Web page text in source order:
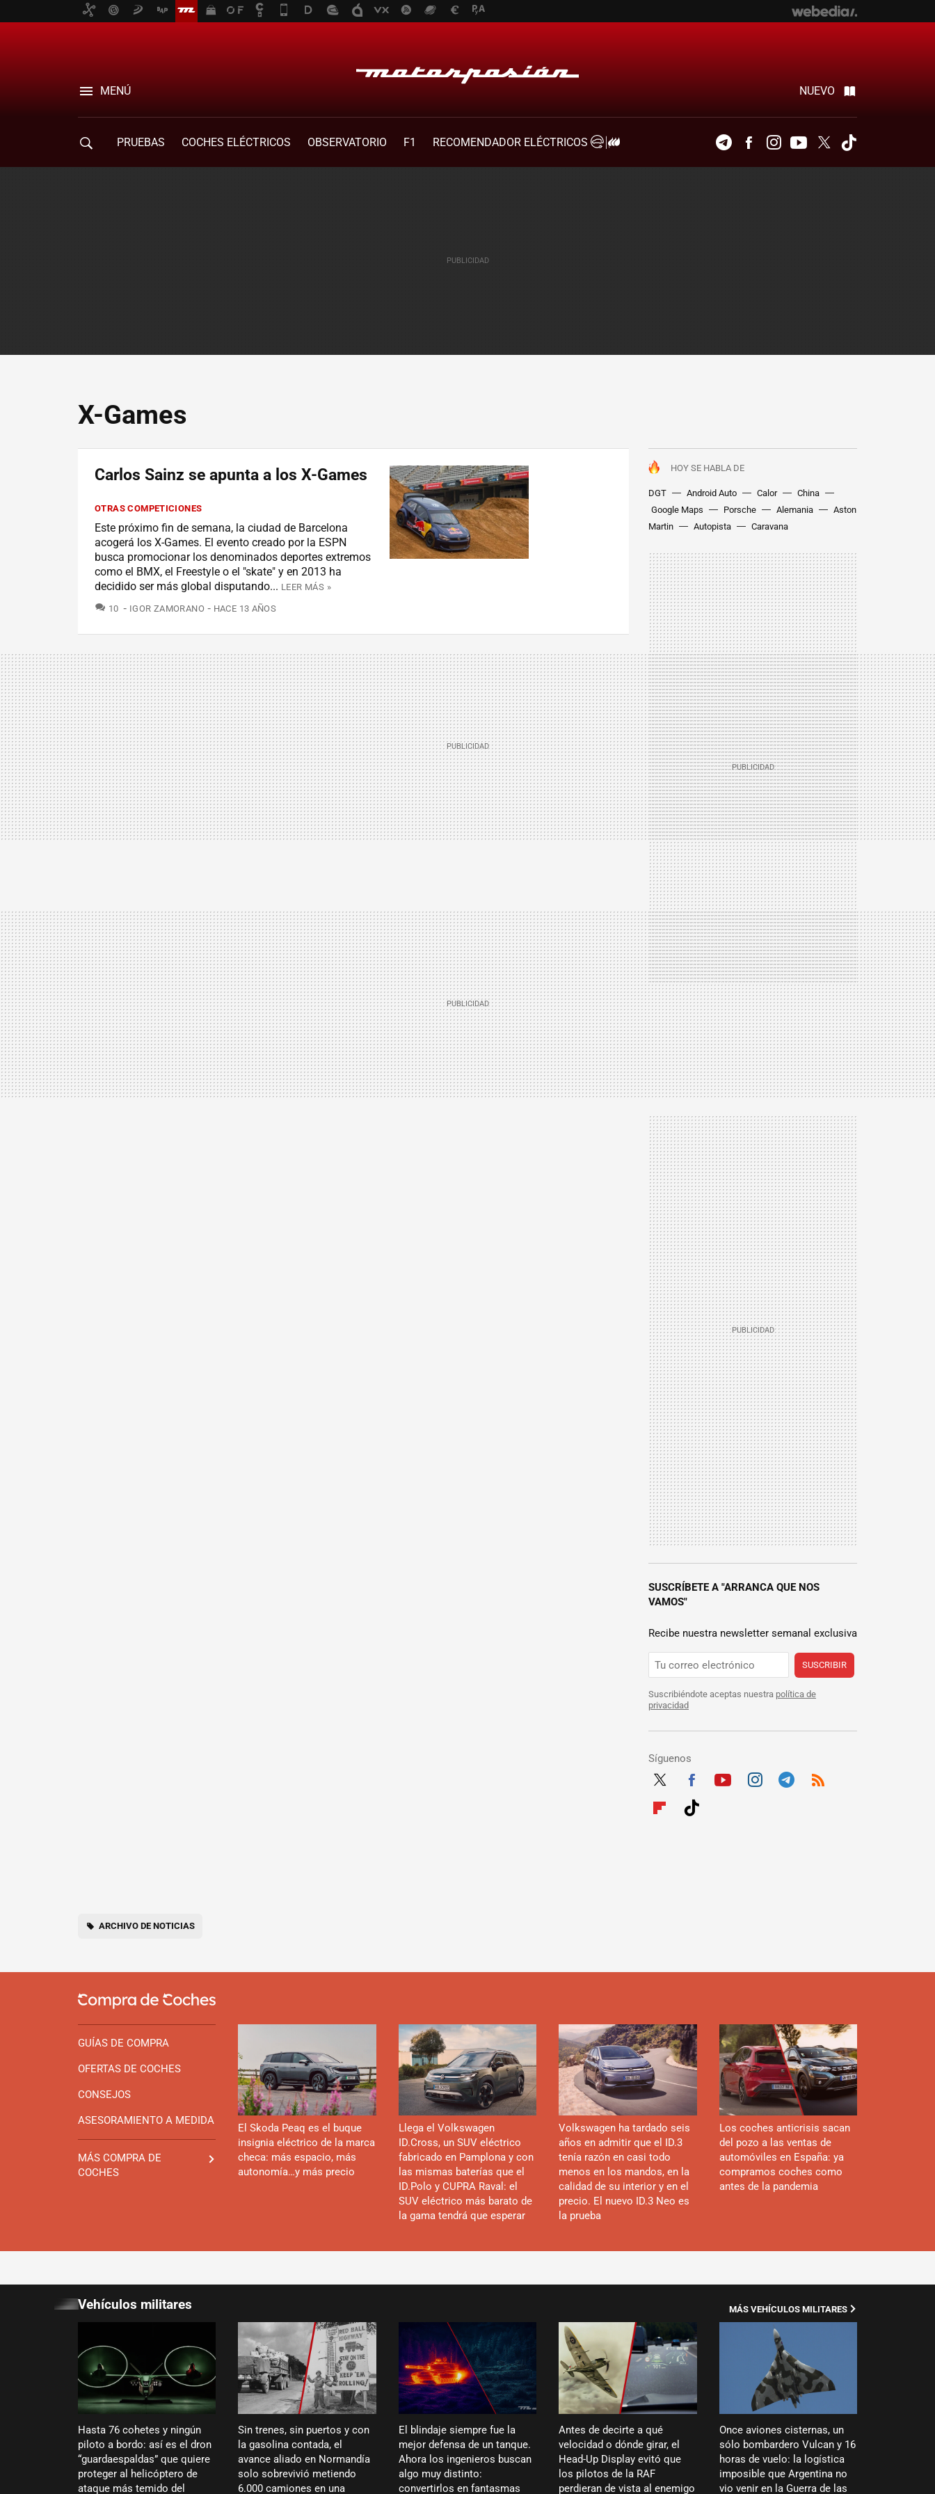
MENÚ NUEVO
PRUEBAS COCHES ELÉCTRICOS OBSERVATORIO F1
RECOMENDADOR ELÉCTRICOS
TelegramFacebookInstagramYoutubeTwitter
X-Games
HOY SE HABLA DE
DGT Android Auto Calor
China
Google Maps
Porsche Alemania
Aston
Martin
Autopista Caravana
Carlos Sainz se apunta a los X-Games
OTRAS COMPETICIONES
Este próximo fin de semana, la ciudad de Barcelona
acogerá los X-Games. El evento creado por la ESPN
busca promocionar los denominados deportes extremos
como el BMX, el Freestyle o el "skate" y en 2013 ha
decidido ser más global disputando... LEER MÁS »
10 COMENTARIOS
IGOR ZAMORANO HACE 13 AÑOS
SUSCRÍBETE A "ARRANCA QUE NOS
VAMOS"
Recibe nuestra newsletter semanal exclusiva
SUSCRIBIR
Suscribiéndote aceptas nuestra política de
privacidad
Síguenos
Twit
Fac
ARCHIVO DE NOTICIAS
GUÍAS DE COMPRA
OFERTAS DE COCHES
CONSEJOS
ASESORAMIENTO A MEDIDA
MÁS COMPRA DE
COCHES
El Skoda Peaq es el buque
insignia eléctrico de la marca
checa: más espacio, más
autonomía…y más precio
Llega el Volkswagen
ID.Cross, un SUV eléctrico
fabricado en Pamplona y con
las mismas baterías que el
ID.Polo y CUPRA Raval: el
SUV eléctrico más barato de
la gama tendrá que esperar
Volkswagen ha tardado seis
años en admitir que el ID.3
tenía razón en casi todo
menos en los mandos, en la
calidad de su interior y en el
precio. El nuevo ID.3 Neo es
la prueba
Los coches anticrisis sacan
del pozo a las ventas de
automóviles en España: ya
compramos coches como
antes de la pandemia
Vehículos militares
Hasta 76 cohetes y ningún
piloto a bordo: así es el dron
“guardaespaldas” que quiere
proteger al helicóptero de
ataque más temido del
Sin trenes, sin puertos y con
la gasolina contada, el
avance aliado en Normandía
solo sobrevivió metiendo
6.000 camiones en una
El blindaje siempre fue la
mejor defensa de un tanque.
Ahora los ingenieros buscan
algo muy distinto:
convertirlos en fantasmas
Antes de decirte a qué
velocidad o dónde girar, el
Head-Up Display evitó que
los pilotos de la RAF
perdieran de vista al enemigo
Once aviones cisternas, un
sólo bombardero Vulcan y 16
horas de vuelo: la logística
imposible que Argentina no
vio venir en la Guerra de las
MÁS VEHÍCULOS MILITARES